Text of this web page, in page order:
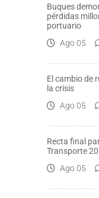
Buques
pérdidas
portuario
Ago 05
El cambio de
la crisis
Ago 05
Recta final
Transporte
Ago 05